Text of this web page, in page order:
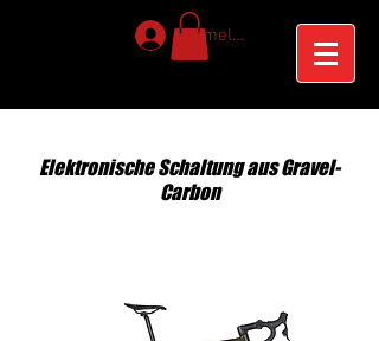
Anmelden
Elektronische Schaltung aus Gravel-
Carbon